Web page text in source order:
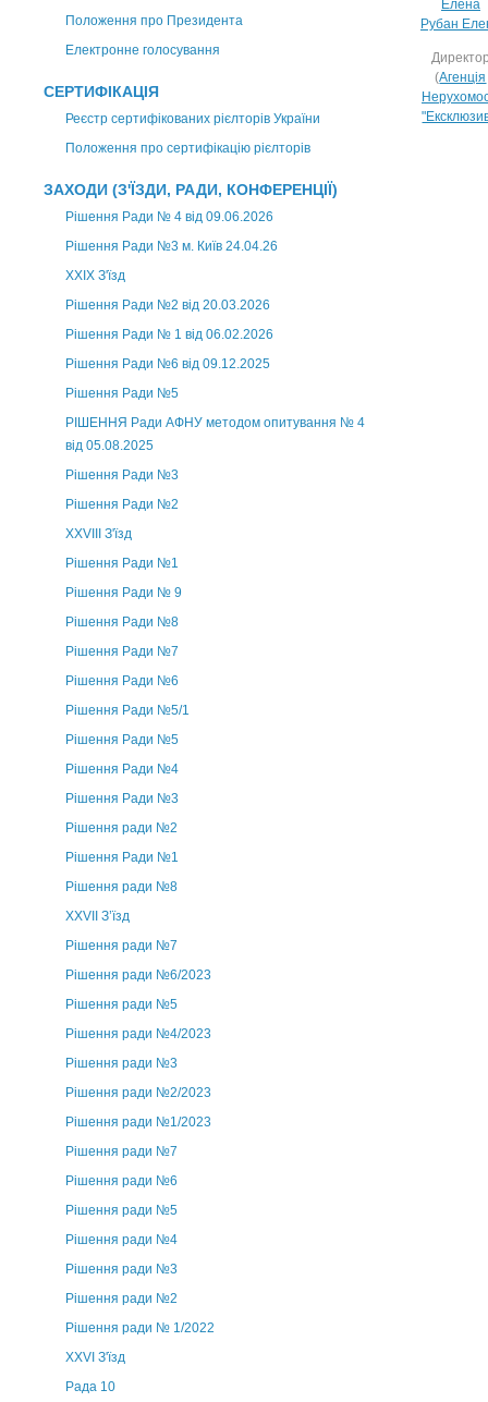
Положення про Президента
Електронне голосування
СЕРТИФІКАЦІЯ
Реєстр сертифікованих рієлторів України
Положення про сертифікацію рієлторів
ЗАХОДИ (З'ЇЗДИ, РАДИ, КОНФЕРЕНЦІЇ)
Рішення Ради № 4 від 09.06.2026
Рішення Ради №3 м. Київ 24.04.26
XXІХ З'їзд
Рішення Ради №2 від 20.03.2026
Рішення Ради № 1 від 06.02.2026
Рішення Ради №6 від 09.12.2025
Рішення Ради №5
РІШЕННЯ Ради АФНУ методом опитування № 4
від 05.08.2025
Рішення Ради №3
Рішення Ради №2
XXVIII З'їзд
Рішення Ради №1
Рішення Ради № 9
Рішення Ради №8
Рішення Ради №7
Рішення Ради №6
Рішення Ради №5/1
Рішення Ради №5
Рішення Ради №4
Рішення Ради №3
Рішення ради №2
Рішення Ради №1
Рішення ради №8
ХХVII З’їзд
Рішення ради №7
Рішення ради №6/2023
Рішення ради №5
Рішення ради №4/2023
Рішення ради №3
Рішення ради №2/2023
Рішення ради №1/2023
Рішення ради №7
Рішення ради №6
Рішення ради №5
Рішення ради №4
Рішення ради №3
Рішення ради №2
Рішення ради № 1/2022
XXVI З'їзд
Рада 10
Рубан
(Агенція